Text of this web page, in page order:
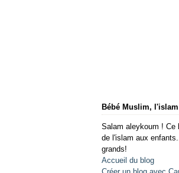
Bébé Muslim,
Salam aleykoum ! Ce
de l'islam aux
grands!
Accueil du blog